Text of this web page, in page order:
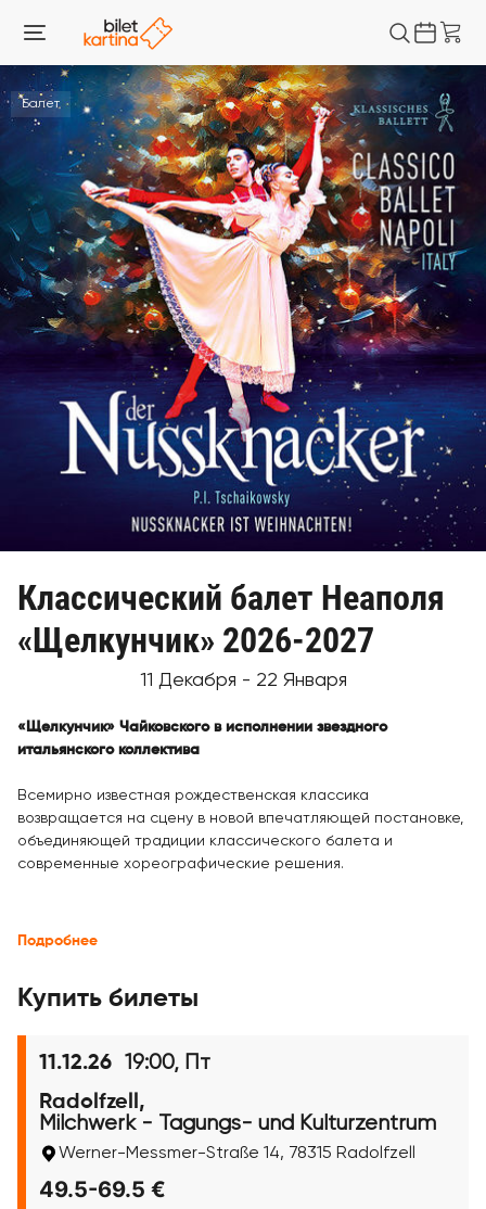
Балет
Классический балет Неаполя
«Щелкунчик» 2026-2027
11 Декабря - 22 Января
«Щелкунчик» Чайковского в исполнении звездного
итальянского коллектива
Всемирно известная рождественская классика
возвращается на сцену в новой впечатляющей постановке,
объединяющей традиции классического балета и
современные хореографические решения.
Подробнее
Купить билеты
11.12.26 19:00, Пт
Radolfzell,
Milchwerk - Tagungs- und Kulturzentrum
Werner-Messmer-Straße 14, 78315 Radolfzell
49.5-69.5 €